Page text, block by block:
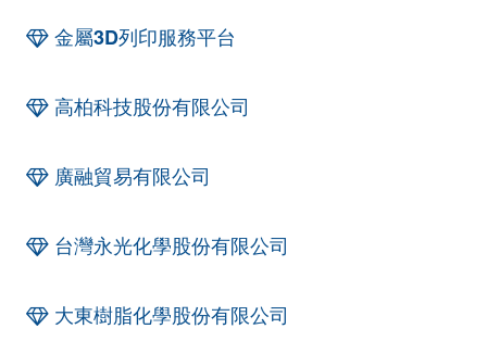
金屬3D列印服務平台
高柏科技股份有限公司
廣融貿易有限公司
台灣永光化學股份有限公司
大東樹脂化學股份有限公司